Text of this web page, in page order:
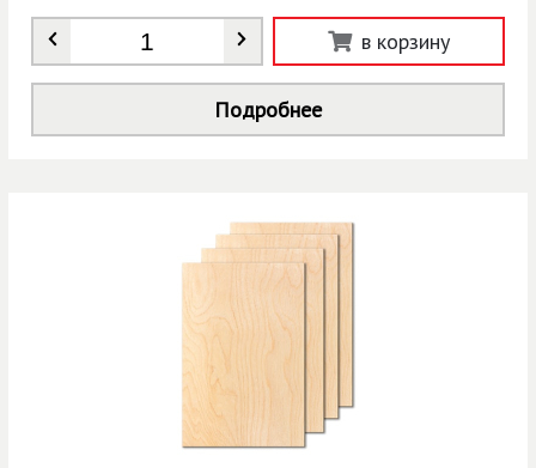
Количество в корзину
Подробнее